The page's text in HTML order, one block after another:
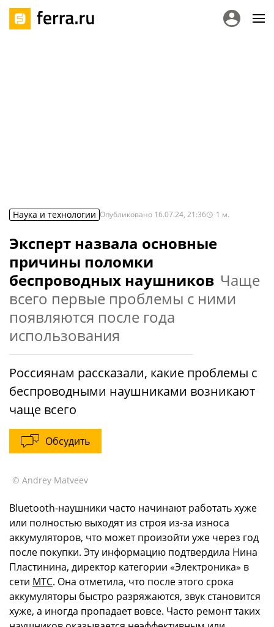
Наука и технологии Опубликовано 16.07.24, 21:36 1 м.
Эксперт назвала основные
причины поломки
беспроводных наушников Чаще
всего первые проблемы с ними
появляются после года
использования
Россиянам рассказали, какие проблемы с
беспроводными наушниками возникают
чаще всего
Обсудить
© Andrey Matveev
Bluetooth-наушники часто начинают работать хуже
или полностью выходят из строя из-за износа
аккумуляторов, что может произойти уже через год
после покупки. Эту информацию подтвердила Нина
Пластинина, директор категории «Электроника» в
сети МТС. Она отметила, что после этого срока
аккумуляторы быстро разряжаются, звук становится
хуже, а иногда пропадает вовсе. Часто ремонт таких